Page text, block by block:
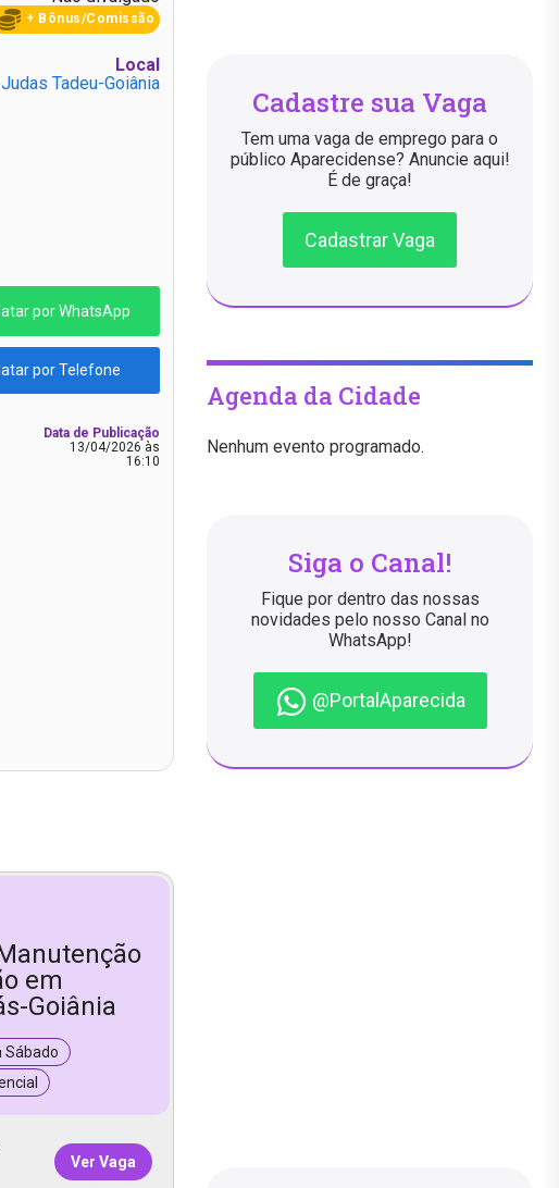
+ Bônus/Comissão
Local
Tadeu-Goiânia
por WhatsApp
por Telefone
Data de Publicação
13/04/2026 às
16:10
em
Goiânia
Sábado
Ver Vaga
Cadastre sua Vaga
Tem uma vaga de emprego para o
público Aparecidense? Anuncie aqui!
É de graça!
Cadastrar Vaga
Agenda da Cidade
Nenhum evento programado.
Siga o Canal!
Fique por dentro das nossas
novidades pelo nosso Canal no
WhatsApp!
@PortalAparecida